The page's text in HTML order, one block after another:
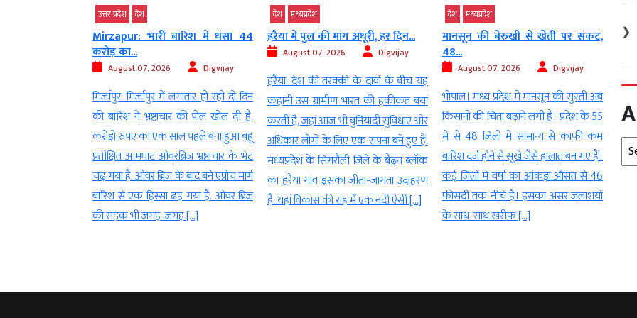
उत्तर प्रदेश देश
Mirzapur: भारी बारिश में धंसा 44
करोड़ का...
August 07, 2026 Digvijay
मिर्जापुर: मिर्जापुर में लगातार हो रही दो दिन
की बारिश ने भ्रष्टाचार की पोल खोल दी है.
करोड़ों रुपए का एक साल पहले बना हुआ बहू
प्रतीक्षित आमघाट ओवरब्रिज भ्रष्टाचार के भेट
चढ़ गया है. ओवर ब्रिज के बाद बने एप्रोच मार्ग
बारिश से एक हिस्सा ढह गया है. ओवर ब्रिज
की सड़क भी जगह-जगह […]
देश मध्‍यप्रदेश
हरैया में पुल की मांग अधूरी, हर दिन...
August 07, 2026 Digvijay
हरैया: देश की तरक्की के दावों के बीच यह
कहानी उस ग्रामीण भारत की हकीकत बयां
करती है, जहां आज भी बुनियादी सुविधाएं और
अधिकार लोगों के लिए एक सपना बने हुए हैं.
मध्यप्रदेश के सिंगरौली जिले के बैढ़न ब्लॉक
का हरैया गांव इसका जीता-जागता उदाहरण
है. यहां विकास की राह में एक नदी ऐसी […]
देश मध्‍यप्रदेश
मानसून की बेरुखी से खेती पर संकट,
48...
August 07, 2026 Digvijay
भोपाल। मध्य प्रदेश में मानसून की सुस्ती अब
किसानों की चिंता बढ़ाने लगी है। प्रदेश के 55
में से 48 जिलों में सामान्य से काफी कम
बारिश दर्ज होने से सूखे जैसे हालात बन गए हैं।
कई जिलों में वर्षा का आंकड़ा औसत से 46
फीसदी तक नीचे है। इसका असर जलाशयों
के साथ-साथ खरीफ […]
❯